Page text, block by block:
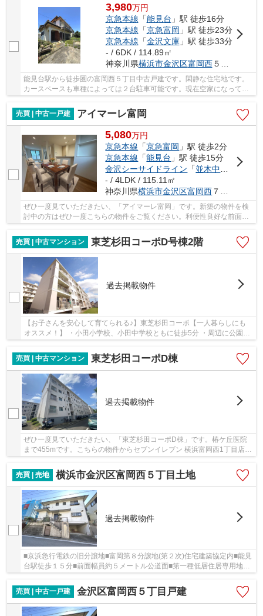
3,980万円
京急本線 「能見台 」駅 徒歩16分
京急本線 「京急富岡 」駅 徒歩23分
京急本線 「金沢文庫」駅 徒歩33分
- / 6DK / 114.89㎡
神奈川県横浜市金沢区富岡西５丁目33
能見台駅から徒歩圏の富岡西５丁目中古戸建です。閑静な住宅地です。
カースペースも車種によっては２台駐車可能です。現在空家になってお
りますので、現地内見可能です。ご希望の方は...
売買 | 中古一戸建
アイマーレ富岡
5,080万円
京急本線 「京急富岡 」駅 徒歩2分
京急本線 「能見台 」駅 徒歩15分
金沢シーサイドライン 「並木中央
」駅 徒
- / 4LDK / 115.11㎡
神奈川県横浜市金沢区富岡西 ７丁目42-6
ぜひ一度見ていただきたい、「アイマーレ富岡」です。新築の物件を検
討中の方はぜひ一度こちらの物件をご覧ください。利便性良好な前面道
売買 | 中古マンション
東芝杉田コーポD号棟2階
過去掲載物件
【お子さんを安心して育てられる♪】東芝杉田コーポ【一人暮らしにも
オススメ！】 ・小田小学校、小田中学校ともに徒歩5分 ・周辺に公園点
売買 | 中古マンション
東芝杉田コーポD棟
過去掲載物件
ぜひ一度見ていただきたい、「東芝杉田コーポD棟」です。椿ケ丘医院
まで455mです。こちらの物件からセブンイレブン 横浜富岡西1丁目店ま
売買 | 売地
横浜市金沢区富岡西５丁目土地
過去掲載物件
■京浜急行電鉄の旧分譲地■富岡第８分譲地(第２次)住宅建築協定内■能見
台駅徒歩１５分■前面幅員約５メートル公道面■第一種低層住居専用地域
売買 | 中古一戸建
金沢区富岡西５丁目戸建